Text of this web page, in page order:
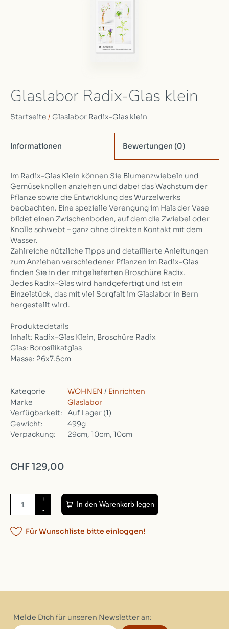
Glaslabor Radix-Glas klein
Startseite / Glaslabor Radix-Glas klein
Informationen Bewertungen (0)
Im Radix-Glas Klein können Sie Blumenzwiebeln und
Gemüseknollen anziehen und dabei das Wachstum der
Pflanze sowie die Entwicklung des Wurzelwerks
beobachten. Eine spezielle Verengung im Hals der Vase
bildet einen Zwischenboden, auf dem die Zwiebel oder
Knolle schwebt – ganz ohne direkten Kontakt mit dem
Wasser.
Zahlreiche nützliche Tipps und detaillierte Anleitungen
zum Anziehen verschiedener Pflanzen im Radix-Glas
finden Sie in der mitgelieferten Broschüre Radix.
Jedes Radix-Glas wird handgefertigt und ist ein
Einzelstück, das mit viel Sorgfalt im Glaslabor in Bern
hergestellt wird.
Produktedetails
Inhalt: Radix-Glas Klein, Broschüre Radix
Glas: Borosilikatglas
Masse: 26x7.5cm
Kategorie WOHNEN / Einrichten
Marke
Glaslabor
Verfügbarkeit:
Auf Lager (1)
Gewicht:
499g
Verpackung:
29cm, 10cm, 10cm
CHF 129,00
+
-
In den Warenkorb legen
Für Wunschliste bitte einloggen!
Melde Dich für unseren Newsletter an: